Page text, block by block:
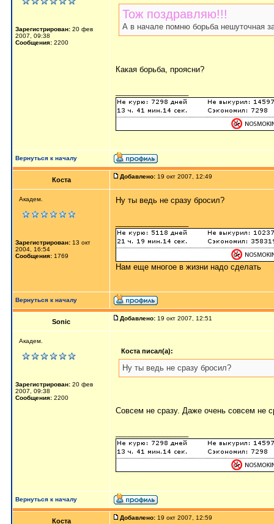
Зарегистрирован: 20 фев
2007, 09:38
Сообщения: 2200
Тож поздравляю!!!
А в начале помню борьба нешуточная
Какая борьба, проясни?
Вернуться к началу
Коста Добавлено: 19 окт 2007, 12:49
Академ.
Зарегистрирован: 13 окт
2004, 16:54
Сообщения: 1769
Ну ты ведь не сразу бросил?
Нам еще многое в жизни надо сделать
Вернуться к началу
Sonic Добавлено: 19 окт 2007, 12:51
Академ.
Зарегистрирован: 20 фев
2007, 09:38
Сообщения: 2200
Коста писал(а):
Ну ты ведь не сразу бросил?
Совсем не сразу. Даже очень совсем не
Вернуться к началу
Коста Добавлено: 19 окт 2007, 12:59